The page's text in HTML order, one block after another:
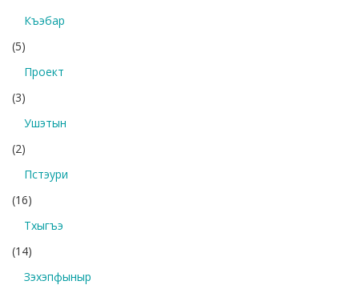
Къэбар
(5)
Проект
(3)
Ушэтын
(2)
Пстэури
(16)
Тхыгъэ
(14)
Зэхэпфыныр